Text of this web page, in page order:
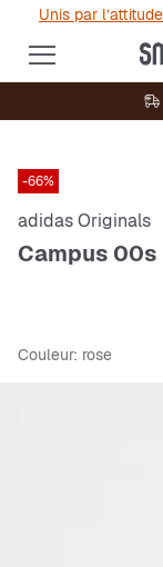
Unis par
-66%
adidas Originals
Campus 00s
Couleur: rose